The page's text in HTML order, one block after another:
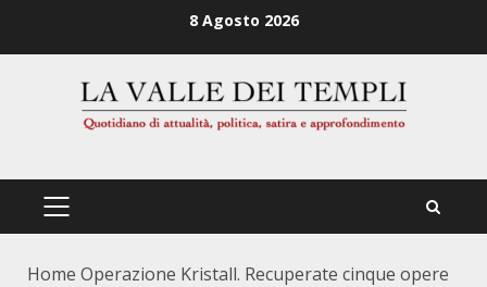
8 Agosto 2026
PRIMÄRES
Home Operazione Kristall. Recuperate cinque opere